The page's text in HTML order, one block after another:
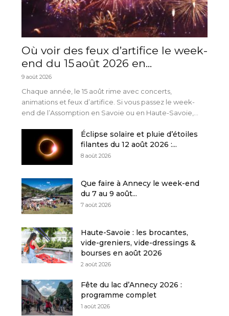
Où voir des feux d’artifice le week-
end du 15 août 2026 en...
9 août 2026
Chaque année, le 15 août rime avec concerts,
animations et feux d’artifice. Si vous passez le week-
end de l’Assomption en Savoie ou en Haute-Savoie,...
Éclipse solaire et pluie d’étoiles
filantes du 12 août 2026 :...
8 août 2026
Que faire à Annecy le week-end
du 7 au 9 août...
7 août 2026
Haute-Savoie : les brocantes,
vide-greniers, vide-dressings &
bourses en août 2026
2 août 2026
Fête du lac d’Annecy 2026 :
programme complet
1 août 2026